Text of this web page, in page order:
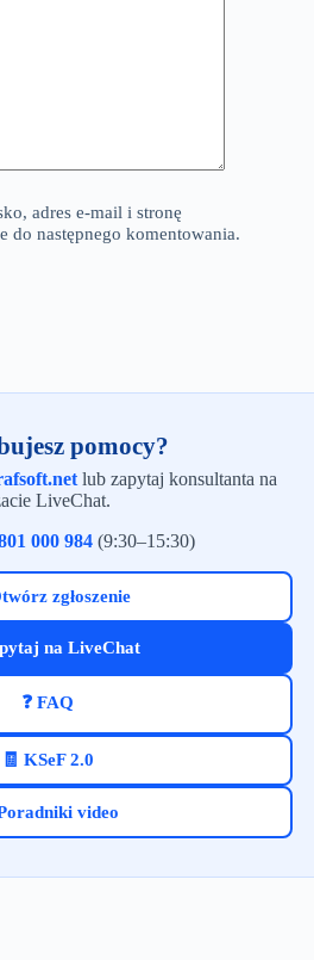
adres e-mail i stronę
do następnego komentowania.
pomocy?
lub zapytaj konsultanta na
LiveChat.
000 984(9:30–15:30)
zgłoszenie
na LiveChat
❓ FAQ
🧾 KSeF 2.0
video